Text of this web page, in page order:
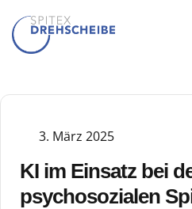
3. März 2025
KI im Einsatz bei
psychosozialen